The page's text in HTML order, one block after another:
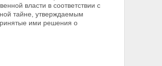
власти в соответствии с
тайне, утверждаемым
ими решения о